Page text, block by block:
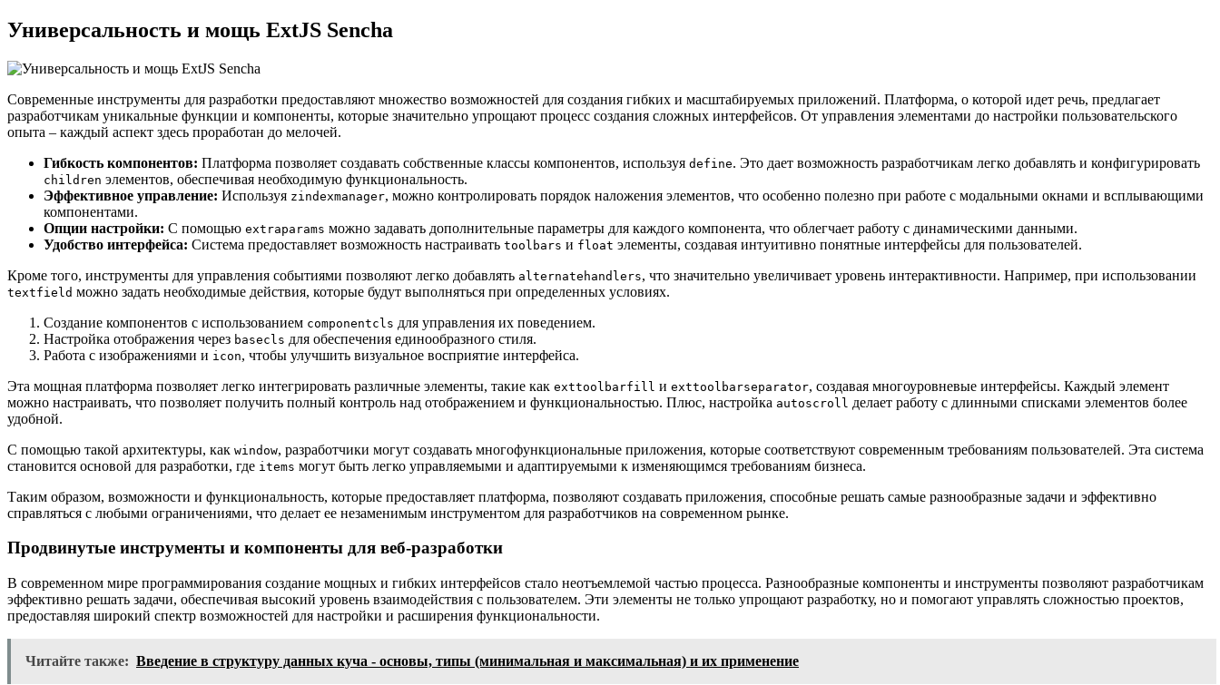
Универсальность и мощь ExtJS Sencha
Современные инструменты для разработки предоставляют множество возможностей для создания гибких и масштабируемых приложений. Платформа, о которой идет речь, предлагает
разработчикам уникальные функции и компоненты, которые значительно упрощают процесс создания сложных интерфейсов. От управления элементами до настройки пользовательского
опыта – каждый аспект здесь проработан до мелочей.
Гибкость компонентов: Платформа позволяет создавать собственные классы компонентов, используя define. Это дает возможность разработчикам легко добавлять и конфигурировать
children элементов, обеспечивая необходимую функциональность.
Эффективное управление: Используя zindexmanager, можно контролировать порядок наложения элементов, что особенно полезно при работе с модальными окнами и всплывающими
компонентами.
Опции настройки: С помощью extraparams можно задавать дополнительные параметры для каждого компонента, что облегчает работу с динамическими данными.
Удобство интерфейса: Система предоставляет возможность настраивать toolbars и float элементы, создавая интуитивно понятные интерфейсы для пользователей.
Кроме того, инструменты для управления событиями позволяют легко добавлять alternatehandlers, что значительно увеличивает уровень интерактивности. Например, при использовании
textfield можно задать необходимые действия, которые будут выполняться при определенных условиях.
Создание компонентов с использованием componentcls для управления их поведением.
Настройка отображения через basecls для обеспечения единообразного стиля.
Работа с изображениями и icon, чтобы улучшить визуальное восприятие интерфейса.
Эта мощная платформа позволяет легко интегрировать различные элементы, такие как exttoolbarfill и exttoolbarseparator, создавая многоуровневые интерфейсы. Каждый элемент
можно настраивать, что позволяет получить полный контроль над отображением и функциональностью. Плюс, настройка autoscroll делает работу с длинными списками элементов более
удобной.
С помощью такой архитектуры, как window, разработчики могут создавать многофункциональные приложения, которые соответствуют современным требованиям пользователей. Эта система
становится основой для разработки, где items могут быть легко управляемыми и адаптируемыми к изменяющимся требованиям бизнеса.
Таким образом, возможности и функциональность, которые предоставляет платформа, позволяют создавать приложения, способные решать самые разнообразные задачи и эффективно
справляться с любыми ограничениями, что делает ее незаменимым инструментом для разработчиков на современном рынке.
Продвинутые инструменты и компоненты для веб-разработки
В современном мире программирования создание мощных и гибких интерфейсов стало неотъемлемой частью процесса. Разнообразные компоненты и инструменты позволяют разработчикам
эффективно решать задачи, обеспечивая высокий уровень взаимодействия с пользователем. Эти элементы не только упрощают разработку, но и помогают управлять сложностью проектов,
предоставляя широкий спектр возможностей для настройки и расширения функциональности.
Читайте также: Введение в структуру данных куча - основы, типы (минимальная и максимальная) и их применение